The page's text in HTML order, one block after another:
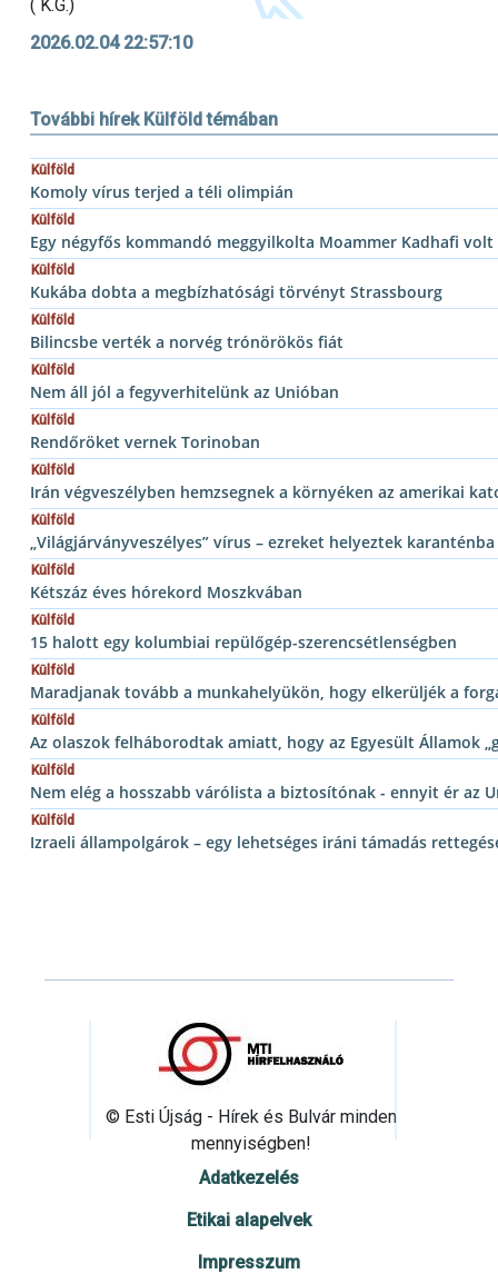
( K.G.)
2026.02.04 22:57:10
További hírek Külföld témában
Külföld
Komoly vírus terjed a téli olimpián
Külföld
Egy négyfős kommandó meggyilkolta Moammer Kadhafi
Külföld
Kukába dobta a megbízhatósági törvényt Strassbourg
Külföld
Bilincsbe verték a norvég trónörökös fiát
Külföld
Nem áll jól a fegyverhitelünk az Unióban
Külföld
Rendőröket vernek Torinoban
Külföld
Irán végveszélyben hemzsegnek a környéken az amerikai
Külföld
„Világjárványveszélyes” vírus – ezreket helyeztek karanténba
Külföld
Kétszáz éves hórekord Moszkvában
Külföld
15 halott egy kolumbiai repülőgép-szerencsétlenségben
Külföld
Maradjanak tovább a munkahelyükön, hogy elkerüljék a
Külföld
Az olaszok felháborodtak amiatt, hogy az Egyesült Államok
Külföld
Nem elég a hosszabb várólista a biztosítónak - ennyit ér az
Külföld
Izraeli állampolgárok – egy lehetséges iráni támadás
© Esti Újság - Hírek és Bulvár minden
mennyiségben!
Adatkezelés
Etikai alapelvek
Impresszum